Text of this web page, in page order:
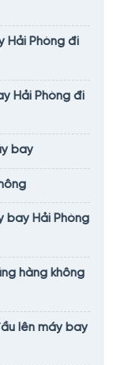
Hải Phòng đi
Hải Phòng đi
bay
bay Hải Phòng
hàng không
lên máy bay